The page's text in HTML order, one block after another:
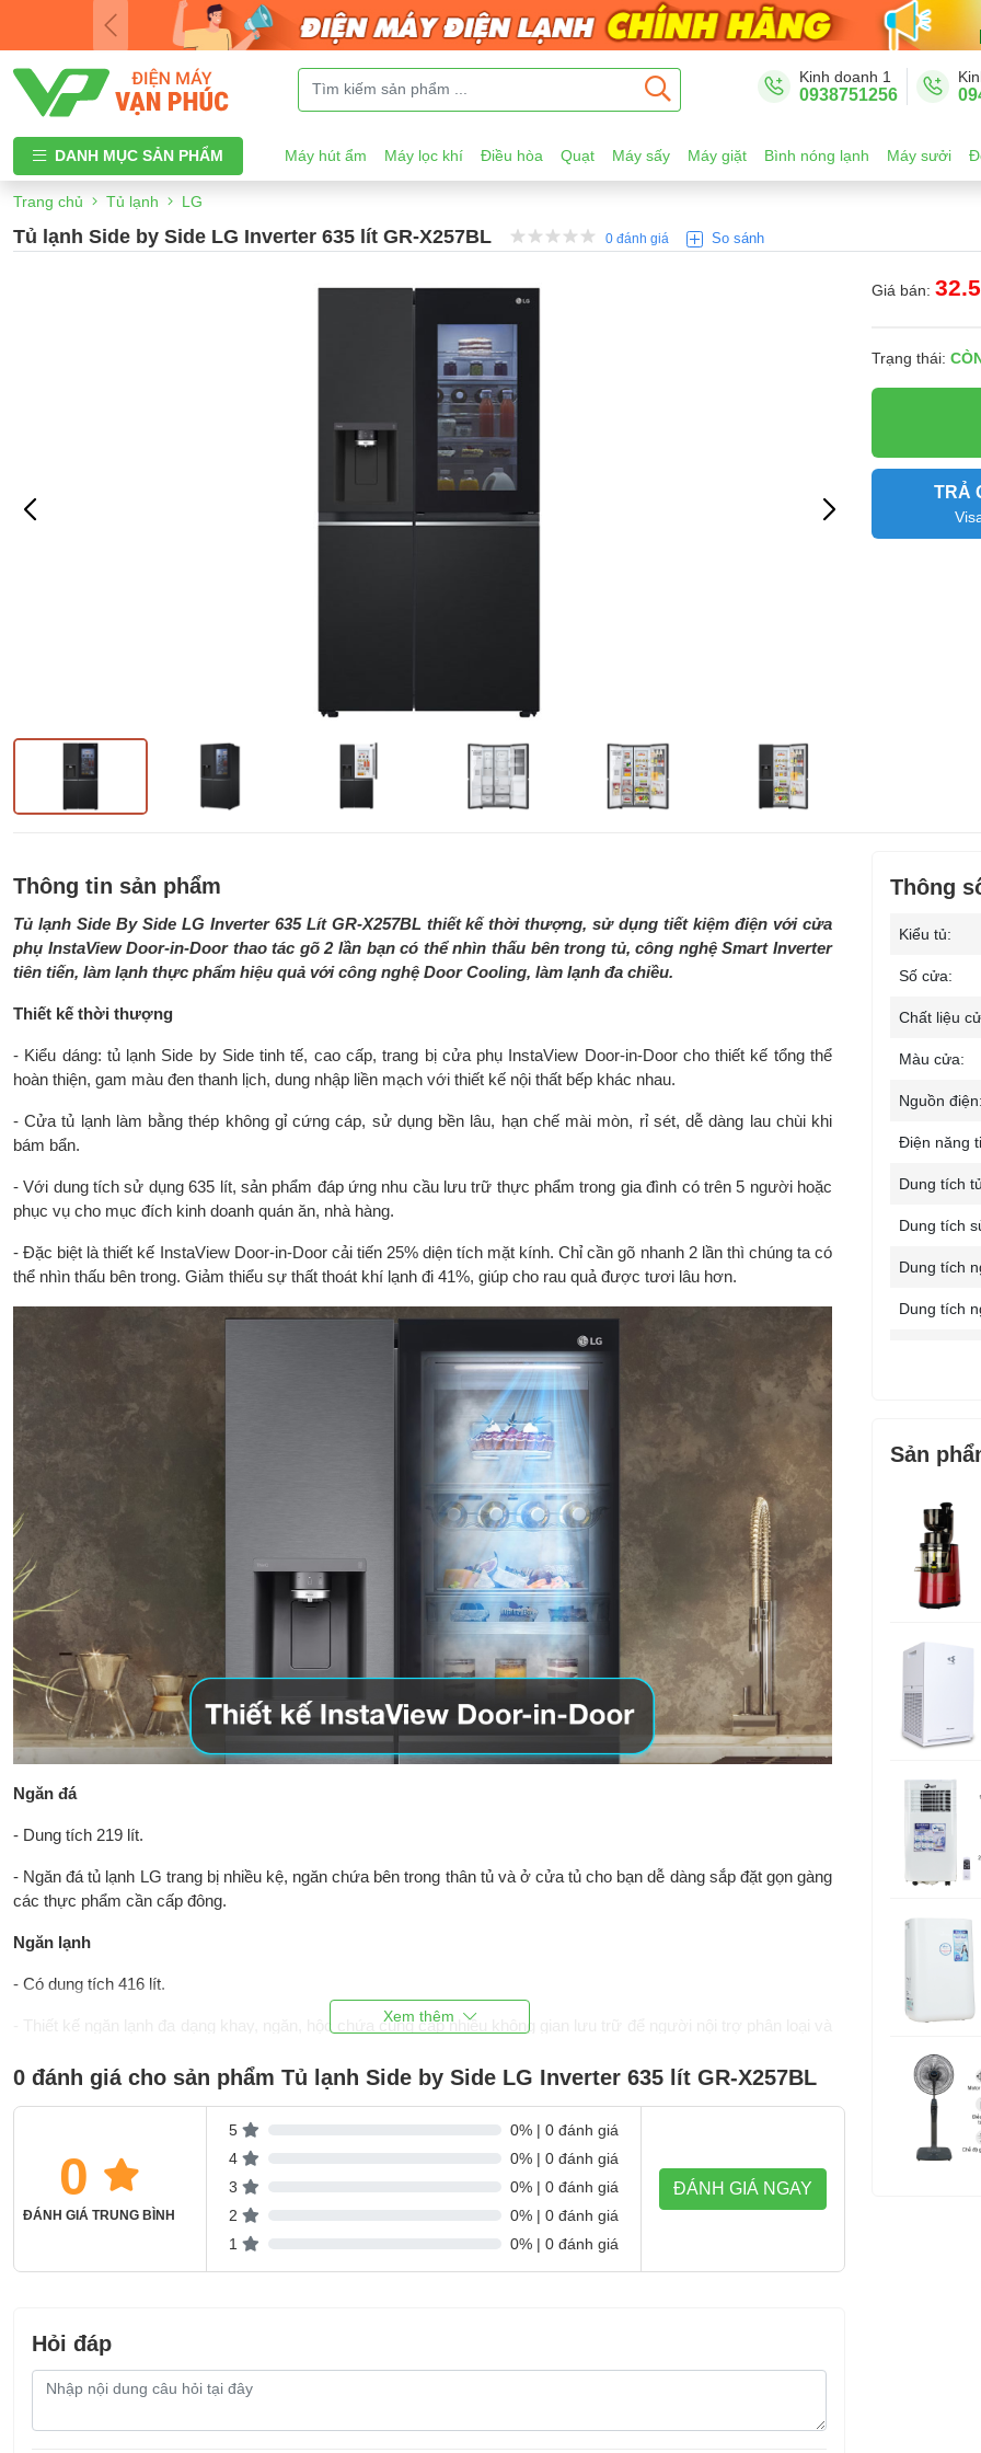
Kinh doanh 1
0938751256
DANH MỤC SẢN PHẨM Máy hút ẩm Máy lọc khí Điều hòa Quạt Máy sấy Máy giặt Bình nóng lạnh Máy sưởi
Trang chủ Tủ lạnh LG
Tủ lạnh Side by Side LG Inverter 635 lít GR-X257BL 0 đánh giá So sánh
Giá bán:
Trạng thái:
TRẢ
Thông tin sản phẩm
Tủ lạnh Side By Side LG Inverter 635 Lít GR-X257BL thiết kế thời thượng, sử dụng tiết kiệm điện với cửa
phụ InstaView Door-in-Door thao tác gõ 2 lần bạn có thể nhìn thấu bên trong tủ, công nghệ Smart Inverter
tiên tiến, làm lạnh thực phẩm hiệu quả với công nghệ Door Cooling, làm lạnh đa chiều.
Thiết kế thời thượng
- Kiểu dáng: tủ lạnh Side by Side tinh tế, cao cấp, trang bị cửa phụ InstaView Door-in-Door cho thiết kế tổng thể
hoàn thiện, gam màu đen thanh lịch, dung nhập liền mạch với thiết kế nội thất bếp khác nhau.
- Cửa tủ lạnh làm bằng thép không gỉ cứng cáp, sử dụng bền lâu, hạn chế mài mòn, rỉ sét, dễ dàng lau chùi khi
bám bẩn.
- Với dung tích sử dụng 635 lít, sản phẩm đáp ứng nhu cầu lưu trữ thực phẩm trong gia đình có trên 5 người hoặc
phục vụ cho mục đích kinh doanh quán ăn, nhà hàng.
- Đặc biệt là thiết kế InstaView Door-in-Door cải tiến 25% diện tích mặt kính. Chỉ cần gõ nhanh 2 lần thì chúng ta có
thể nhìn thấu bên trong. Giảm thiểu sự thất thoát khí lạnh đi 41%, giúp cho rau quả được tươi lâu hơn.
Ngăn đá
- Dung tích 219 lít.
- Ngăn đá tủ lạnh LG trang bị nhiều kệ, ngăn chứa bên trong thân tủ và ở cửa tủ cho bạn dễ dàng sắp đặt gọn gàng
các thực phẩm cần cấp đông.
Ngăn lạnh
- Có dung tích 416 lít.
- Thiết kế ngăn lạnh đa dạng khay, ngăn, hộc chứa cung cấp nhiều không gian lưu trữ để người nội trợ phân loại và
- Sử dụng khay ngăn lạnh chất liệu kính chịu lực chất lượng tốt, cho bạn yên tâm đặt các món đồ, thực phẩm có
khối lượng lớn lên trên mà không sợ khay gãy, nứt.
0 đánh giá cho sản phẩm Tủ lạnh Side by Side LG Inverter 635 lít GR-X257BL
0
ĐÁNH GIÁ TRUNG BÌNH
5
0% | 0 đánh giá
4
0% | 0 đánh giá
3
0% | 0 đánh giá
2
0% | 0 đánh giá
1
0% | 0 đánh giá
ĐÁNH GIÁ NGAY
Hỏi đáp
Nội
câu
Thông
Kiểu tủ:
Số cửa:
Chất liệu
Màu cửa:
Nguồn điện:
Điện năng
Dung tích
Dung tích
Dung tích
Dung tích
Công
thực phẩm:
Công
khử mùi:
Tiện ích:
Phụ kiện đi
Kích
Khối lượng
Sản xuất tại:
Bảo hành:
Sản